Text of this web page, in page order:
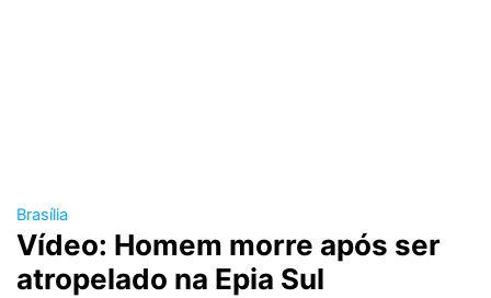
Brasília
Vídeo: Homem morre após ser
atropelado na Epia Sul